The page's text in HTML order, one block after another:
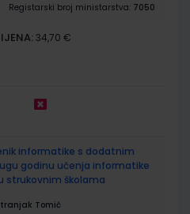
Registarski broj ministarstva: 7050
34,70 €
informatike s dodatnim
godinu učenja informatike
strukovnim školama
Tomić